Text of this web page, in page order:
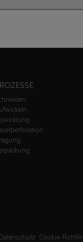
Datenschutz Cookie-